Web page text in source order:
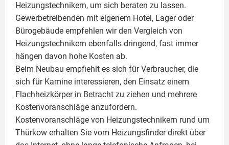
Heizungstechnikern, um sich beraten zu lassen.
Gewerbetreibenden mit eigenem Hotel, Lager oder
Bürogebäude empfehlen wir den Vergleich von
Heizungstechnikern ebenfalls dringend, fast immer
hängen davon hohe Kosten ab.
Beim Neubau empfiehlt es sich für Verbraucher, die
sich für Kamine interessieren, den Einsatz einem
Flachheizkörperin Betracht zu ziehen und mehrere
Kostenvoranschläge anzufordern.
Kostenvoranschläge von Heizungstechnikern rund um
Thürkow erhalten Sie vom Heizungsfinder direkt über